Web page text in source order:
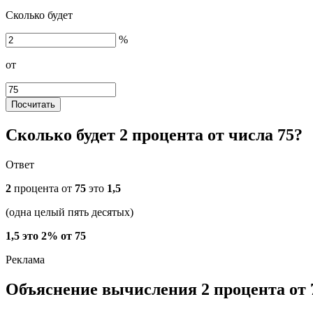
Сколько будет
%
от
Посчитать
Сколько будет 2 процента от числа 75?
Ответ
2 процента от 75 это 1,5
(одна целый пять десятых)
1,5 это 2% от 75
Объяснение вычисления 2 процента от